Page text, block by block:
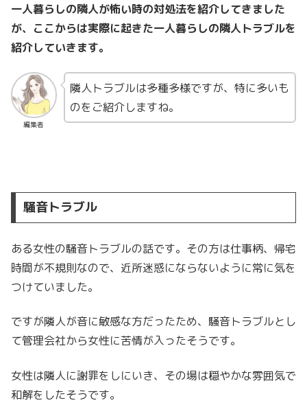
一人暮らしの隣人が怖い時の対処法を紹介してきました
が、ここからは実際に起きた一人暮らしの隣人トラブルを
紹介していきます。
編集者
隣人トラブルは多種多様ですが、特に多いも
のをご紹介しますね。
騒音トラブル
ある女性の騒音トラブルの話です。その方は仕事柄、帰宅
時間が不規則なので、近所迷惑にならないように常に気を
つけていました。
ですが隣人が音に敏感な方だったため、騒音トラブルとし
て管理会社から女性に苦情が入ったそうです。
女性は隣人に謝罪をしにいき、その場は穏やかな雰囲気で
和解をしたそうです。